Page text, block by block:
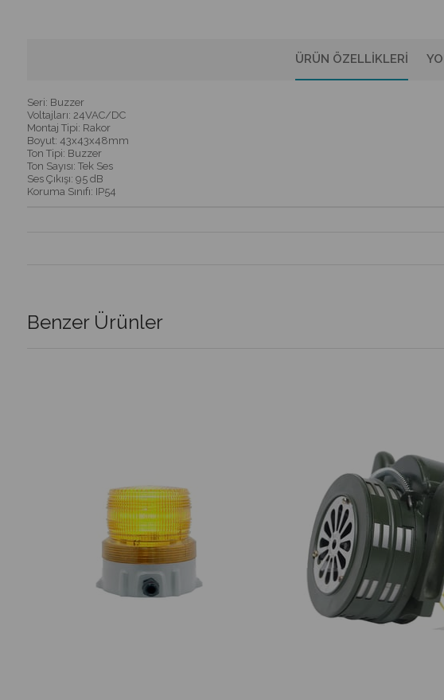
ÜRÜN ÖZELLIKLERI
Seri: Buzzer
Voltajları: 24VAC/DC
Montaj Tipi: Rakor
Boyut: 43x43x48mm
Ton Tipi: Buzzer
Ton Sayısı: Tek Ses
Ses Çıkışı: 95 dB
Koruma Sınıfı: IP54
Benzer Ürünler